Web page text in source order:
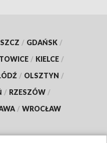
/ GDAŃSK /
/ KIELCE /
/ OLSZTYN /
/ RZESZÓW /
/ WROCŁAW